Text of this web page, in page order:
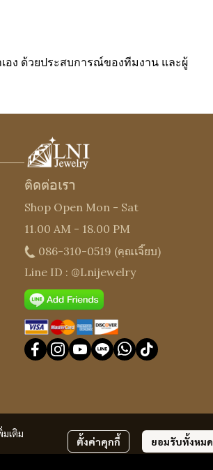
อง ด้วยประสบการณ์ของทีมงาน และผู้
เติม
ตั้งค่าคุกกี้ ยอมรับทั้งหมด
ติดต่อเรา
Shop Open Mon - Sat
11.00 AM - 18.00 PM
086-310-0519 (คุณเจี๊ยบ)
Line ID : @Lnijewelry